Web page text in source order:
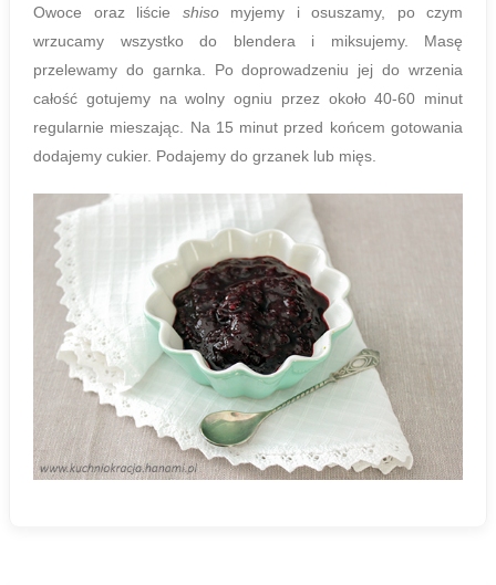
Owoce oraz liście shisomyjemy i osuszamy, po czym
wrzucamy wszystko do blendera i miksujemy. Masę
przelewamy do garnka. Po doprowadzeniu jej do wrzenia
całość gotujemy na wolny ogniu przez około 40-60 minut
regularnie mieszając. Na 15 minut przed końcem gotowania
dodajemy cukier. Podajemy do grzanek lub mięs.